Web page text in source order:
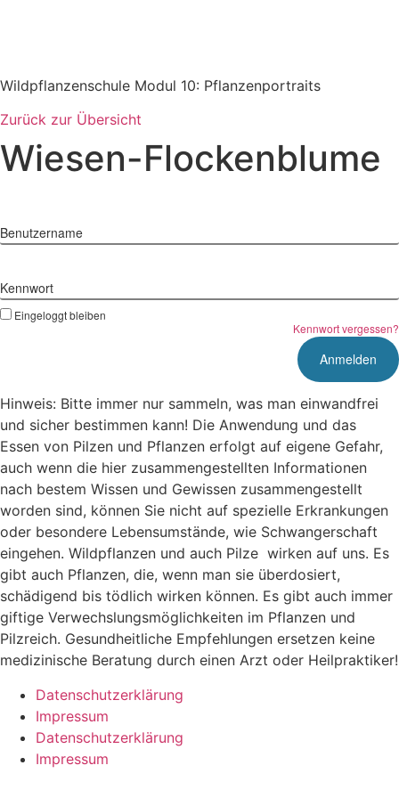
Wildpflanzenschule Modul 10: Pflanzenportraits
Zurück zur Übersicht
Wiesen-Flockenblume
Benutzername
Kennwort
Eingeloggt bleiben
Kennwort vergessen?
Hinweis: Bitte immer nur sammeln, was man einwandfrei
und sicher bestimmen kann! Die Anwendung und das
Essen von Pilzen und Pflanzen erfolgt auf eigene Gefahr,
auch wenn die hier zusammengestellten Informationen
nach bestem Wissen und Gewissen zusammengestellt
worden sind, können Sie nicht auf spezielle Erkrankungen
oder besondere Lebensumstände, wie Schwangerschaft
eingehen. Wildpflanzen und auch Pilze wirken auf uns. Es
gibt auch Pflanzen, die, wenn man sie überdosiert,
schädigend bis tödlich wirken können. Es gibt auch immer
giftige Verwechslungsmöglichkeiten im Pflanzen und
Pilzreich. Gesundheitliche Empfehlungen ersetzen keine
medizinische Beratung durch einen Arzt oder Heilpraktiker!
Datenschutzerklärung
Impressum
Datenschutzerklärung
Impressum